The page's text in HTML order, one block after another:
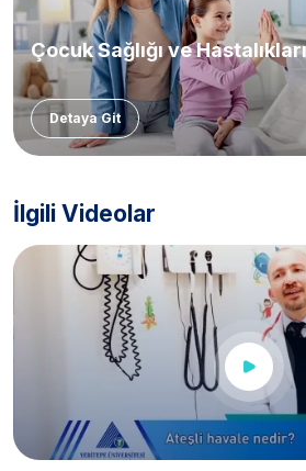
Çocuk Sağlığı ve Hastalıkları
Detaya Git
İlgili Videolar